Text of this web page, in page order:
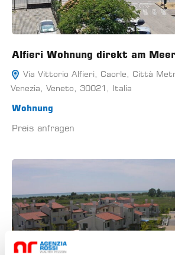
Alfieri Wohnung direkt am
Via Vittorio Alfieri, Caorle, Città
Venezia, Veneto, 30021, Italia
Wohnung
Preis anfragen